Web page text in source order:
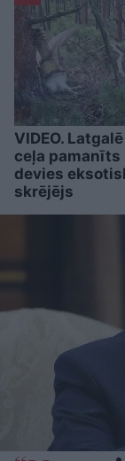
VIDEO.
ceļa
devies
skrējējs